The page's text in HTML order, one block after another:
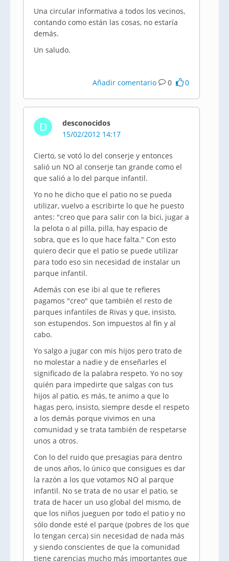
Una circular informativa a todos los vecinos,
contando como están las cosas, no estaría
demás.
Un saludo.
Añadir comentario 0 0
D
desconocidos
15/02/2012 14:17
Cierto, se votó lo del conserje y entonces
salió un NO al conserje tan grande como el
que salió a lo del parque infantil.
Yo no he dicho que el patio no se pueda
utilizar, vuelvo a escribirte lo que he puesto
antes: "creo que para salir con la bici, jugar a
la pelota o al pilla, pilla, hay espacio de
sobra, que es lo que hace falta." Con esto
quiero decir que el patio se puede utilizar
para todo eso sin necesidad de instalar un
parque infantil.
Además con ese ibi al que te refieres
pagamos "creo" que también el resto de
parques infantiles de Rivas y que, insisto,
son estupendos. Son impuestos al fin y al
cabo.
Yo salgo a jugar con mis hijos pero trato de
no molestar a nadie y de enseñarles el
significado de la palabra respeto. Yo no soy
quién para impedirte que salgas con tus
hijos al patio, es más, te animo a que lo
hagas pero, insisto, siempre desde el respeto
a los demás porque vivimos en una
comunidad y se trata también de respetarse
unos a otros.
Con lo del ruido que presagias para dentro
de unos años, lo único que consigues es dar
la razón a los que votamos NO al parque
infantil. No se trata de no usar el patio, se
trata de hacer un uso global del mismo, de
que los niños jueguen por todo el patio y no
sólo donde esté el parque (pobres de los que
lo tengan cerca) sin necesidad de nada más
y siendo conscientes de que la comunidad
tiene carencias mucho más importantes que